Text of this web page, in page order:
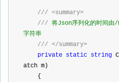
/// <summary>
/// 将Json序列化的时间
字符串
/// </summary>
private static string
atch m)
    {